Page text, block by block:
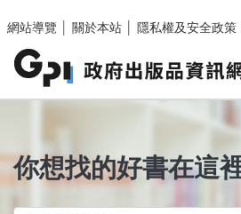
網站導覽
關於本站 隱私權及安全政策
你想找的好書在這